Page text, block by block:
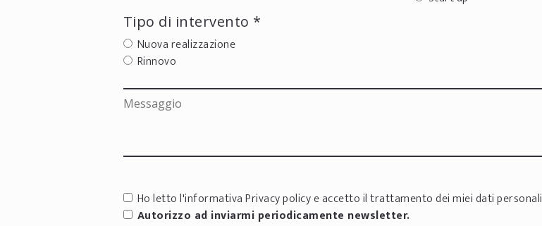
Tipo di intervento *
Nuova realizzazione
Rinnovo
Ho letto l'informativaPrivacy policye accetto il trattamento dei miei dati personali
Autorizzo ad inviarmi periodicamente newsletter.